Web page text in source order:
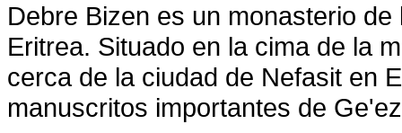
Debre Bizen es un monasterio
Eritrea. Situado en la cima de la
cerca de la ciudad de Nefasit en
manuscritos importantes de